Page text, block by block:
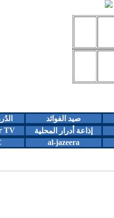
صيد الفوائد
إذاعة أدرار المحلية
TV
al-jazeera